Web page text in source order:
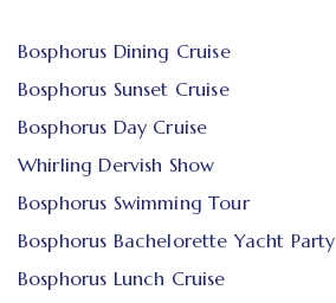
Bosphorus Dining Cruise
Bosphorus Sunset Cruise
Bosphorus Day Cruise
Whirling Dervish Show
Bosphorus Swimming Tour
Bosphorus Bachelorette Yacht Party
Bosphorus Lunch Cruise